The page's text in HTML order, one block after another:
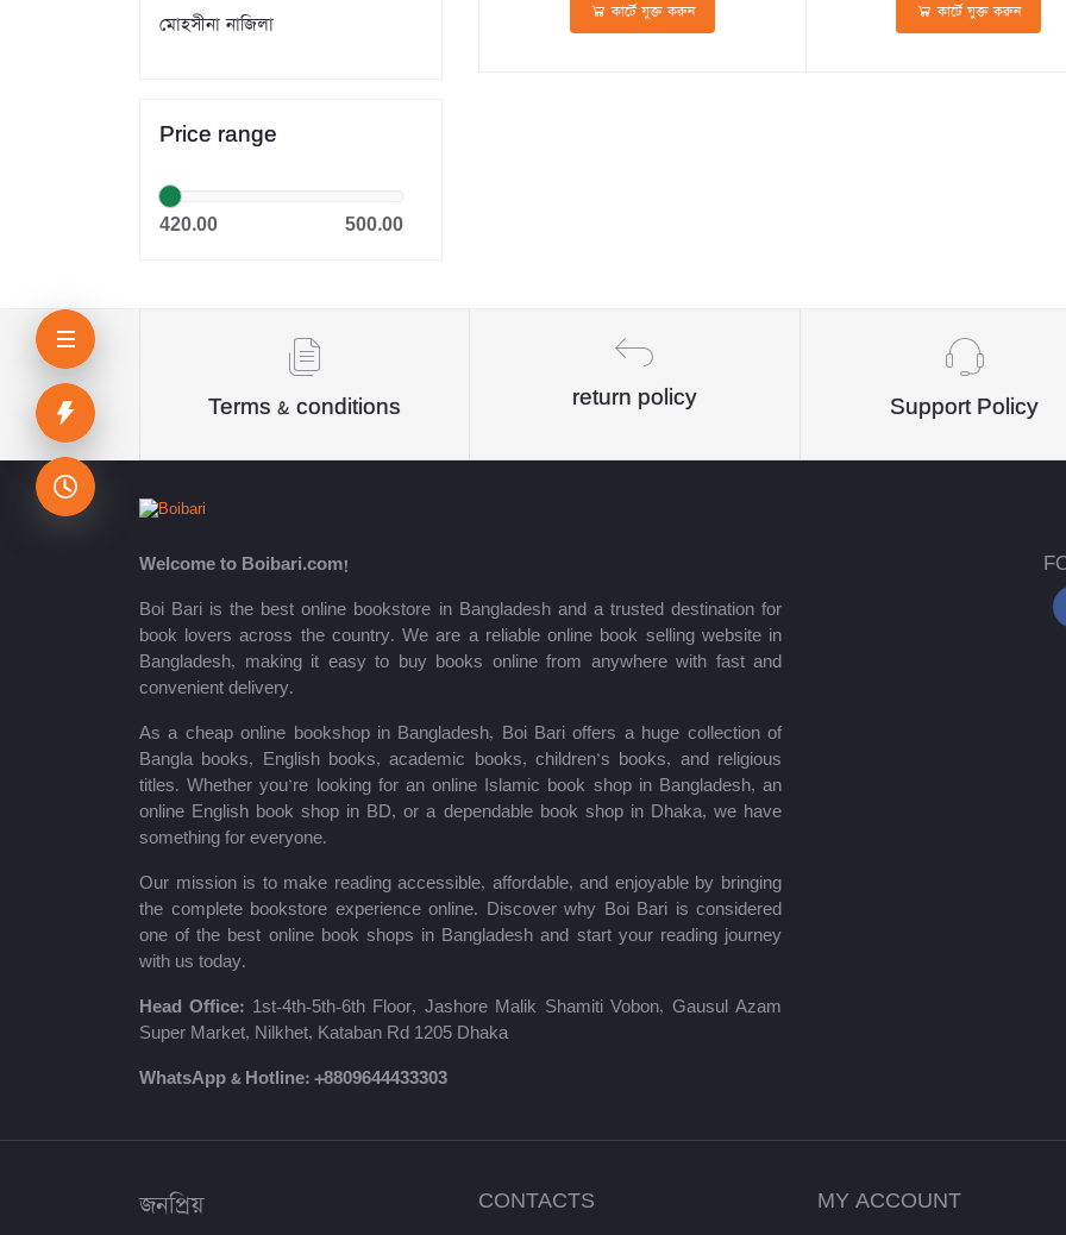
মানহাল পাবলিকেশন
আকিক পাবলিকেশন্স
Panjeri Publications Limited
Somokalin Prokashon Ltd.
তাম্রলিপি
Puthiniloy-পুথিনিলয়
Prime Publications
Infinity Publication
লিজেন্ড পাবলিকেশন্স
Master Publications
কথাপ্রকাশ
সাইকা পাবলিকেশন্স
সেল্ফ পাবলিকেশন্স
রাইয়ান প্রকাশন
মােহসীনা নাজিলা
Price range
420.00 500.00
কার্টে যুক্ত করুন কার্টে যুক্ত করুন
Terms & conditions return policy Support Policy
Welcome to Boibari.com!
Boi Bari is the best online bookstore in Bangladesh and a trusted destination for
book lovers across the country. We are a reliable online book selling website in
Bangladesh, making it easy to buy books online from anywhere with fast and
convenient delivery.
As a cheap online bookshop in Bangladesh, Boi Bari offers a huge collection of
Bangla books, English books, academic books, children’s books, and religious
titles. Whether you’re looking for an online Islamic book shop in Bangladesh, an
online English book shop in BD, or a dependable book shop in Dhaka, we have
something for everyone.
Our mission is to make reading accessible, affordable, and enjoyable by bringing
the complete bookstore experience online. Discover why Boi Bari is considered
one of the best online book shops in Bangladesh and start your reading journey
with us today.
Head Office: 1st-4th-5th-6th Floor, Jashore Malik Shamiti Vobon, Gausul Azam
Super Market, Nilkhet, Kataban Rd 1205 Dhaka
WhatsApp & Hotline: +8809644433303
জনপ্রিয় CONTACTS MY ACCOUNT